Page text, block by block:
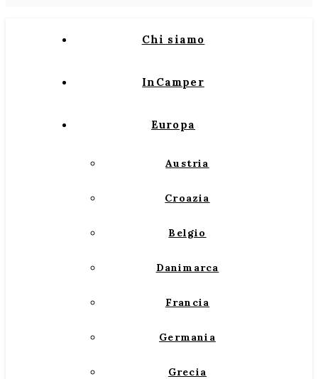
Chi siamo
InCamper
Europa
Austria
Croazia
Belgio
Danimarca
Francia
Germania
Grecia